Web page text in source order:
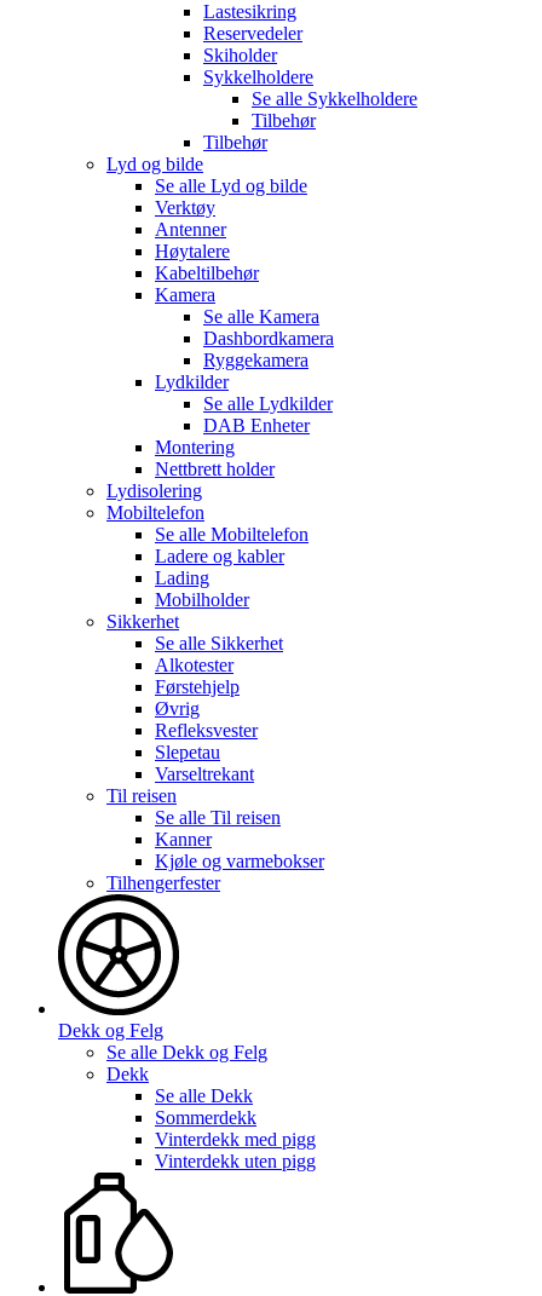
Lastesikring
Reservedeler
Skiholder
Sykkelholdere
Se alle Sykkelholdere
Tilbehør
Tilbehør
Lyd og bilde
Se alle Lyd og bilde
Verktøy
Antenner
Høytalere
Kabeltilbehør
Kamera
Se alle Kamera
Dashbordkamera
Ryggekamera
Lydkilder
Se alle Lydkilder
DAB Enheter
Montering
Nettbrett holder
Lydisolering
Mobiltelefon
Se alle Mobiltelefon
Ladere og kabler
Lading
Mobilholder
Sikkerhet
Se alle Sikkerhet
Alkotester
Førstehjelp
Øvrig
Refleksvester
Slepetau
Varseltrekant
Til reisen
Se alle Til reisen
Kanner
Kjøle og varmebokser
Tilhengerfester
Dekk og Felg
Se alle Dekk og Felg
Dekk
Se alle Dekk
Sommerdekk
Vinterdekk med pigg
Vinterdekk uten pigg